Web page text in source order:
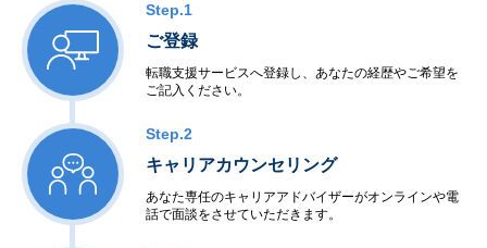
Step.1
ご登録
転職支援サービスへ登録し、あなたの経歴やご希望を
ご記入ください。
Step.2
キャリアカウンセリング
あなた専任のキャリアアドバイザーがオンラインや電
話で面談をさせていただきます。